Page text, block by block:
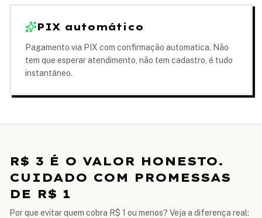
PIX automático
Pagamento via PIX com confirmação automatica. Não
tem que esperar atendimento, não tem cadastro, é tudo
instantâneo.
R$ 3 É O VALOR HONESTO.
CUIDADO COM PROMESSAS
DE R$ 1
Por que evitar quem cobra R$ 1 ou menos? Veja a diferença real: